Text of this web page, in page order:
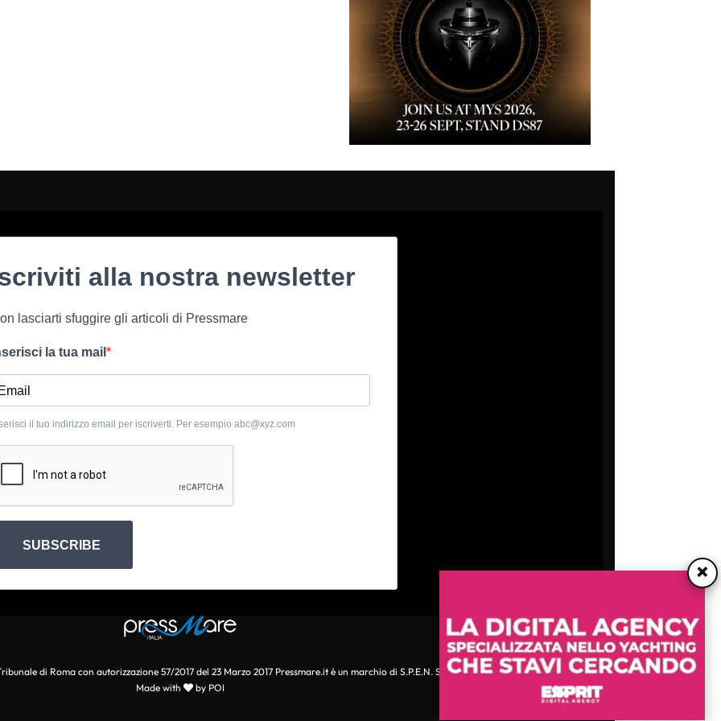
×
alla nostra newsletter
lasciarti sfuggire gli articoli di Pressmare
la tua mail
il tuo indirizzo email per iscriverti. Per esempio abc@xyz.com
SUBSCRIBE
di Roma con autorizzazione 57/2017 del 23 Marzo 2017 Pressmare.it è un marchio di S.P.E.N. Srl - P.IVA 06511641000
Made with
by POI